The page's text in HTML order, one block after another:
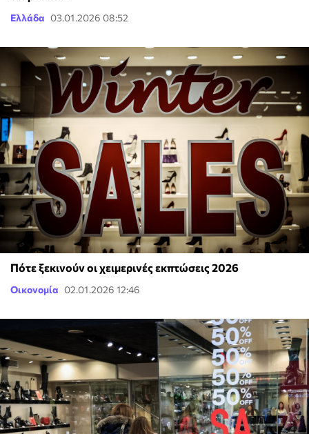
Ελλάδα 03.01.2026 08:52
Πότε ξεκινούν οι χειμερινές εκπτώσεις 2026
Οικονομία 02.01.2026 12:46